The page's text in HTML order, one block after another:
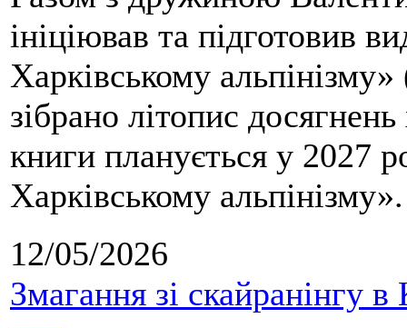
ініціював та підготовив
Харківському
зібрано літопис
книги планується у 2027
Харківському альпінізму».
12/05/2026
Змагання зі скайранінгу в